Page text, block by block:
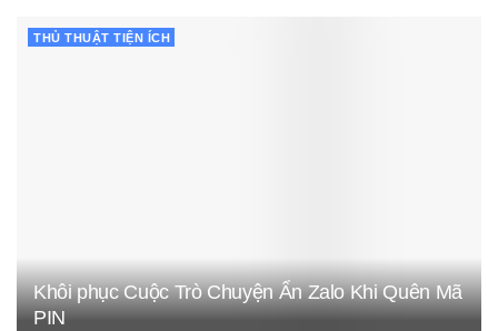
THỦ THUẬT TIỆN ÍCH
Khôi phục Cuộc Trò Chuyện Ẩn Zalo Khi Quên Mã
PIN